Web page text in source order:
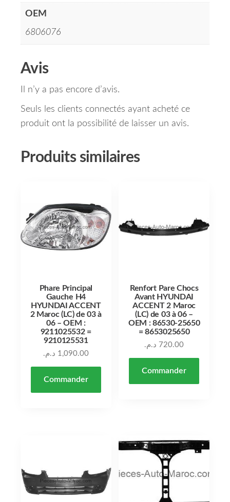
OEM
6806076
Avis
Il n’y a pas encore d’avis.
Seuls les clients connectés ayant acheté ce
produit ont la possibilité de laisser un avis.
Produits similaires
Phare Principal
Gauche H4
HYUNDAI ACCENT
2 Maroc (LC) de 03 à
06 – OEM :
9211025532 =
9210125531
1,090.00 د.م.
Commander
Renfort Pare Chocs
Avant HYUNDAI
ACCENT 2 Maroc
(LC) de 03 à 06 –
OEM : 86530-25650
= 8653025650
720.00 د.م.
Commander